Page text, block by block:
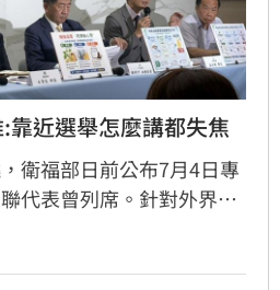
靠近選舉怎麼講都失焦
衛福部日前公布7月4日專
代表曾列席。針對外界質
南維還原現場，強調專家